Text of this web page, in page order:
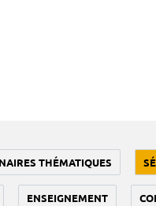
THÉMATIQUES
ENSEIGNEMENT